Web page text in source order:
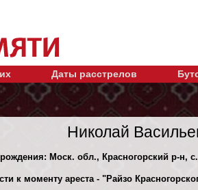
Даты расстрелов
Николай
Моск. обл., Красногорский р-н,
к моменту ареста - "Райзо